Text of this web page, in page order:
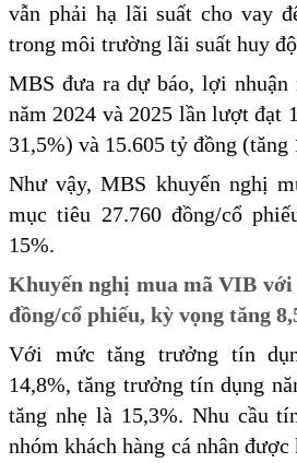
vẫn phải hạ lãi suất cho vay
trong môi trường lãi suất huy
MBS đưa ra dự báo, lợi nhuận
năm 2024 và 2025 lần lượt đạt
31,5%) và 15.605 tỷ đồng (tăng
Như vậy, MBS khuyến nghị
mục tiêu 27.760 đồng/cổ
15%.
Khuyến nghị mua mã VIB với
đồng/cổ phiếu, kỳ vọng tăng
Với mức tăng trưởng tín
14,8%, tăng trưởng tín dụng
tăng nhẹ là 15,3%. Nhu cầu
nhóm khách hàng cá nhân